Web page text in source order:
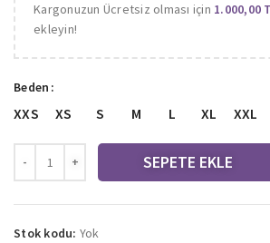
Kargonuzun Ücretsiz olması için 1.000,00
ekleyin!
Beden
XXS XS S M L XL XXL
SEPETE EKLE
Stok kodu: Yok